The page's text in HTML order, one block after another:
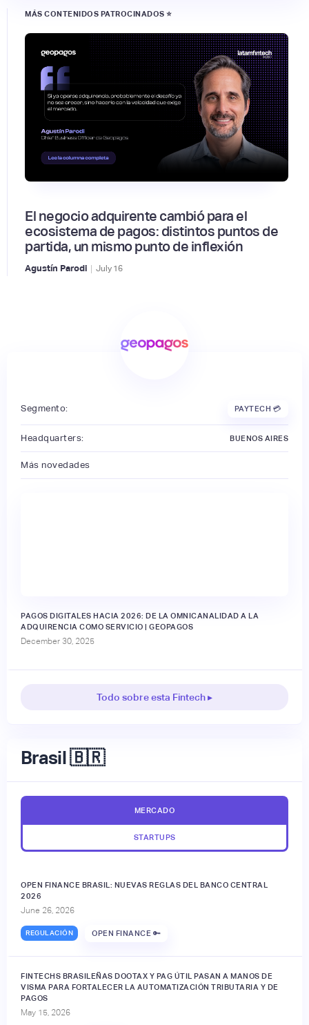
MÁS CONTENIDOS PATROCINADOS ⭐
El negocio adquirente cambió para el
ecosistema de pagos: distintos puntos de
partida, un mismo punto de inflexión
Agustín Parodi | July 16
Segmento: PAYTECH 💳
Headquarters: BUENOS AIRES
Más novedades
PAGOS DIGITALES HACIA 2026: DE LA OMNICANALIDAD A LA
ADQUIRENCIA COMO SERVICIO | GEOPAGOS
December 30, 2025
Todo sobre esta Fintech ▸
Brasil 🇧🇷
MERCADO
STARTUPS
OPEN FINANCE BRASIL: NUEVAS REGLAS DEL BANCO CENTRAL
2026
June 26, 2026
REGULACIÓN OPEN FINANCE 🔑
FINTECHS BRASILEÑAS DOOTAX Y PAG ÚTIL PASAN A MANOS DE
VISMA PARA FORTALECER LA AUTOMATIZACIÓN TRIBUTARIA Y DE
PAGOS
May 15, 2026